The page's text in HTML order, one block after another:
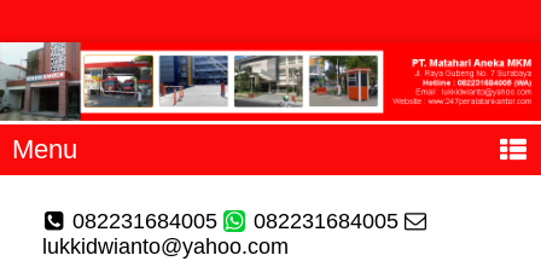
Menu
082231684005
082231684005
lukkidwianto@yahoo.com